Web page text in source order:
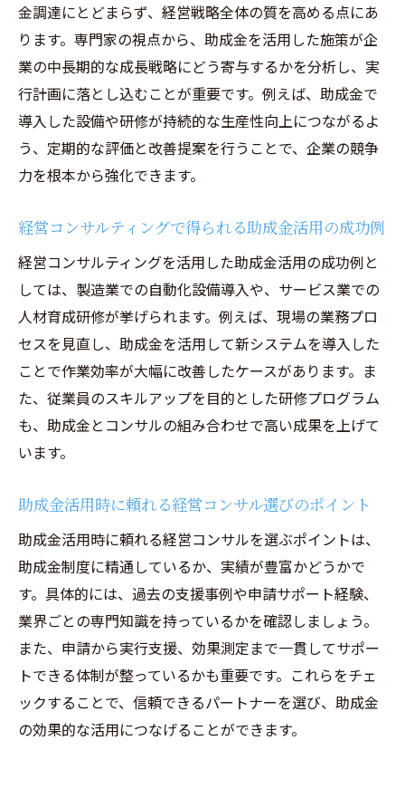
金調達にとどまらず、経営戦略全体の質を高める点にあ
ります。専門家の視点から、助成金を活用した施策が企
業の中長期的な成長戦略にどう寄与するかを分析し、実
行計画に落とし込むことが重要です。例えば、助成金で
導入した設備や研修が持続的な生産性向上につながるよ
う、定期的な評価と改善提案を行うことで、企業の競争
力を根本から強化できます。
経営コンサルティングで得られる助成金活用の成功例
経営コンサルティングを活用した助成金活用の成功例と
しては、製造業での自動化設備導入や、サービス業での
人材育成研修が挙げられます。例えば、現場の業務プロ
セスを見直し、助成金を活用して新システムを導入した
ことで作業効率が大幅に改善したケースがあります。ま
た、従業員のスキルアップを目的とした研修プログラム
も、助成金とコンサルの組み合わせで高い成果を上げて
います。
助成金活用時に頼れる経営コンサル選びのポイント
助成金活用時に頼れる経営コンサルを選ぶポイントは、
助成金制度に精通しているか、実績が豊富かどうかで
す。具体的には、過去の支援事例や申請サポート経験、
業界ごとの専門知識を持っているかを確認しましょう。
また、申請から実行支援、効果測定まで一貫してサポー
トできる体制が整っているかも重要です。これらをチェ
ックすることで、信頼できるパートナーを選び、助成金
の効果的な活用につなげることができます。